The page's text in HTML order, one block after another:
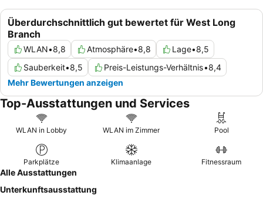
Überdurchschnittlich gut bewertet für West Long
Branch
WLAN•8,8 Atmosphäre•8,8 Lage•8,5
Sauberkeit•8,5 Preis-Leistungs-Verhältnis•8,4
Mehr Bewertungen anzeigen
Top-Ausstattungen und Services
WLAN in Lobby WLAN im Zimmer Pool
Parkplätze Klimaanlage Fitnessraum
Alle Ausstattungen
Unterkunftsausstattung